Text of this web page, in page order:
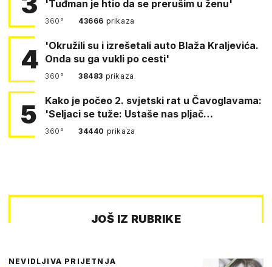
'Tuđman je htio da se prerušim u ženu'
360° 43666 prikaza
4
'Okružili su i izrešetali auto Blaža Kraljevića.
Onda su ga vukli po cesti'
360° 38483 prikaza
5
Kako je počeo 2. svjetski rat u Čavoglavama:
'Seljaci se tuže: Ustaše nas pljač…
360° 34440 prikaza
JOŠ IZ RUBRIKE
NEVIDLJIVA PRIJETNJA